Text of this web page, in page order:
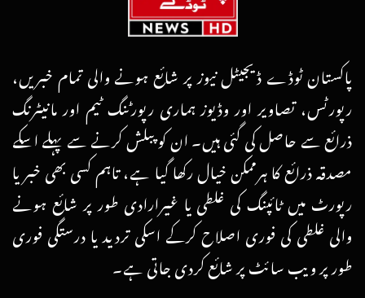
پاکستان ٹوڈے ڈیجیٹل نیوز پر شائع ہونے والی تمام خبریں،
رپورٹس، تصاویر اور وڈیوز ہماری رپورٹنگ ٹیم اور مانیٹرنگ
ذرائع سے حاصل کی گئی ہیں۔ ان کو پبلش کرنے سے پہلے اسکے
مصدقہ ذرائع کا ہرممکن خیال رکھا گیا ہے، تاہم کسی بھی خبر یا
رپورٹ میں ٹائپنگ کی غلطی یا غیرارادی طور پر شائع ہونے
والی غلطی کی فوری اصلاح کرکے اسکی تردید یا درستگی فوری
طور پر ویب سائٹ پر شائع کردی جاتی ہے۔